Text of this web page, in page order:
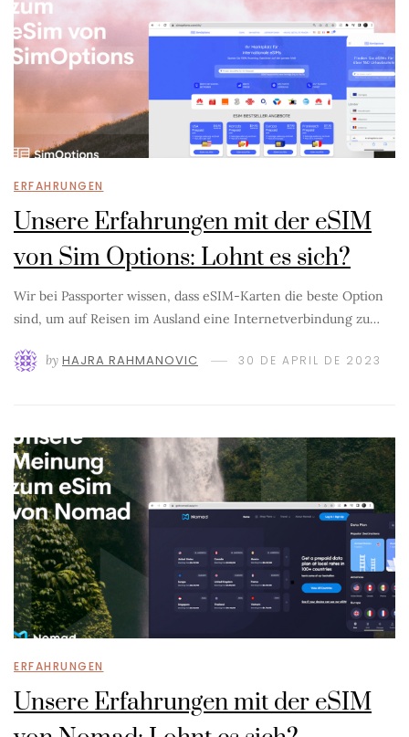
ERFAHRUNGEN
Unsere Erfahrungen mit der eSIM
von Sim Options: Lohnt es sich?
Wir bei Passporter wissen, dass eSIM-Karten die beste Option
sind, um auf Reisen im Ausland eine Internetverbindung zu…
by HAJRA RAHMANOVIC 30 DE APRIL DE 2023
ERFAHRUNGEN
Unsere Erfahrungen mit der eSIM